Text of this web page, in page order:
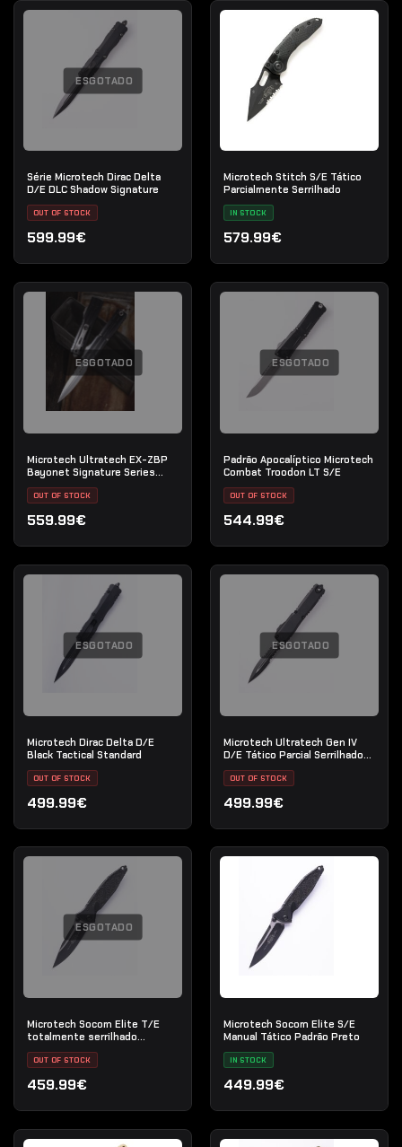
ESGOTADO
Série Microtech Dirac Delta
D/E DLC Shadow Signature
OUT OF STOCK
599.99€
Microtech Stitch S/E Tático
Parcialmente Serrilhado
IN STOCK
579.99€
ESGOTADO
Microtech Ultratech EX-ZBP
Bayonet Signature Series
Stonewash totalmente
serrilhado
OUT OF STOCK
559.99€
ESGOTADO
Padrão Apocalíptico Microtech
Combat Troodon LT S/E
OUT OF STOCK
544.99€
ESGOTADO
Microtech Dirac Delta D/E
Black Tactical Standard
OUT OF STOCK
499.99€
ESGOTADO
Microtech Ultratech Gen IV
D/E Tático Parcial Serrilhado
OUT OF STOCK
499.99€
ESGOTADO
Microtech Socom Elite T/E
totalmente serrilhado
bronzeado
OUT OF STOCK
459.99€
Microtech Socom Elite S/E
Manual Tático Padrão Preto
IN STOCK
449.99€